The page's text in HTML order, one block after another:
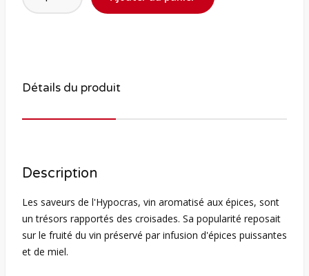
Détails du produit
Description
Les saveurs de l'Hypocras, vin aromatisé aux épices, sont
un trésors rapportés des croisades. Sa popularité reposait
sur le fruité du vin préservé par infusion d'épices puissantes
et de miel.